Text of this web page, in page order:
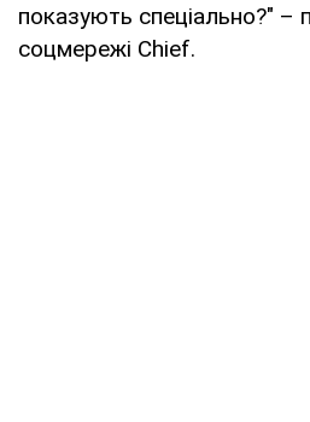
показують спеціально?" –
соцмережі Chief.